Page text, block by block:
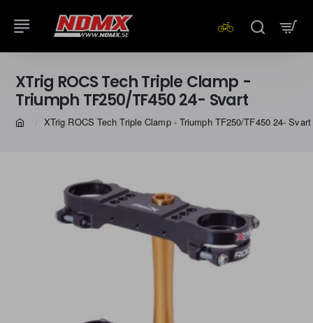
XTrig ROCS Tech Triple Clamp -
Triumph TF250/TF450 24- Svart
XTrig ROCS Tech Triple Clamp - Triumph TF250/TF450 24- Svart